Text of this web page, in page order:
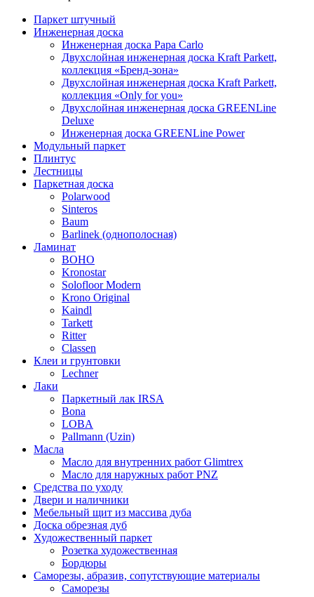
Паркет штучный
Инженерная доска
Инженерная доска Papa Carlo
Двухслойная инженерная доска Kraft Parkett,
коллекция «Бренд-зона»
Двухслойная инженерная доска Kraft Parkett,
коллекция «Only for you»
Двухслойная инженерная доска GREENLine
Deluxe
Инженерная доска GREENLine Power
Модульный паркет
Плинтус
Лестницы
Паркетная доска
Polarwood
Sinteros
Baum
Barlinek (однополосная)
Ламинат
BOHO
Kronostar
Solofloor Modern
Krono Original
Kaindl
Tarkett
Ritter
Classen
Клеи и грунтовки
Lechner
Лаки
Паркетный лак IRSA
Bona
LOBA
Pallmann (Uzin)
Масла
Масло для внутренних работ Glimtrex
Масло для наружных работ PNZ
Средства по уходу
Двери и наличники
Мебельный щит из массива дуба
Доска обрезная дуб
Художественный паркет
Розетка художественная
Бордюры
Саморезы, абразив, сопутствующие материалы
Саморезы